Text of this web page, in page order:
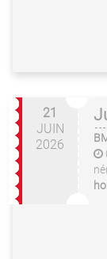
21
JUIN
2026